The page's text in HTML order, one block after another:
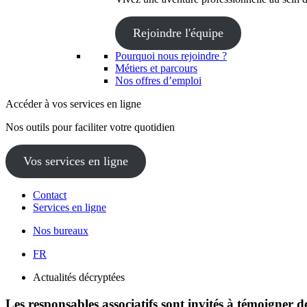
Rejoindre l'équipe
Pourquoi nous rejoindre ?
Métiers et parcours
Nos offres d’emploi
Accéder à vos services en ligne
Nos outils pour faciliter votre quotidien
Vos services en ligne
Contact
Services en ligne
Nos bureaux
FR
Actualités décryptées
Les responsables associatifs sont invités à témoigner